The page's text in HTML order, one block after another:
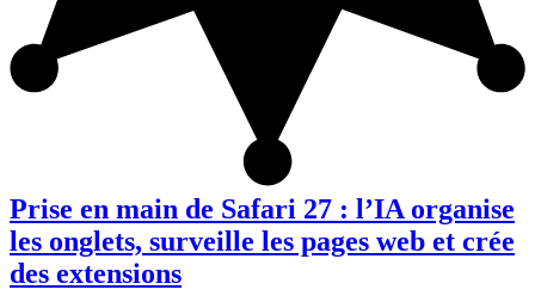
Prise en main de Safari 27 : l’IA organise
les onglets, surveille les pages web et crée
des extensions